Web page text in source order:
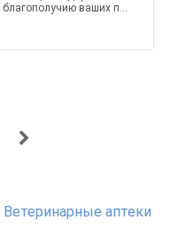
благополучию ваших п...
Ветеринарные аптеки